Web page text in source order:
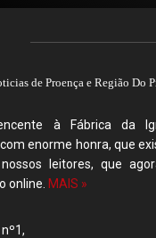
de Proença e Região Do
à Fábrica da
enorme honra, que
leitores, que
online. MAIS »